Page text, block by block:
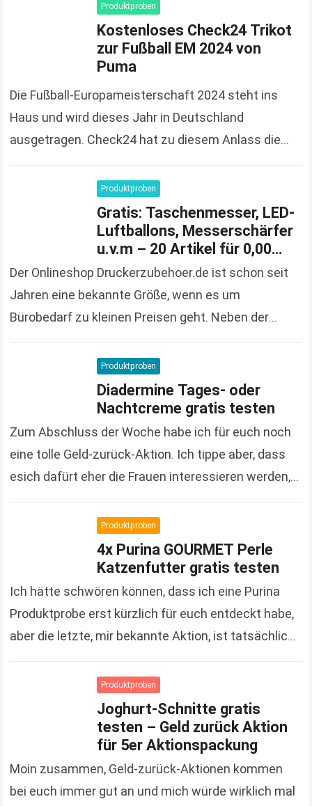
Produktproben
Kostenloses Check24 Trikot
zur Fußball EM 2024 von
Puma
Die Fußball-Europameisterschaft 2024 steht ins
Haus und wird dieses Jahr in Deutschland
ausgetragen. Check24 hat zu diesem Anlass die
solange der Vorrat reicht und 100%…
Produktproben
Gratis: Taschenmesser, LED-
Luftballons, Messerschärfer
u.v.m – 20 Artikel für 0,00
Euro bestellen
Der Onlineshop Druckerzubehoer.de ist schon seit
Jahren eine bekannte Größe, wenn es um
Bürobedarf zu kleinen Preisen geht. Neben der
Onlineshop auch immer wieder…
Produktproben
Diadermine Tages- oder
Nachtcreme gratis testen
Zum Abschluss der Woche habe ich für euch noch
eine tolle Geld-zurück-Aktion. Ich tippe aber, dass
esich dafürt eher die Frauen interessieren werden,
Produktproben
4x Purina GOURMET Perle
Katzenfutter gratis testen
Ich hätte schwören können, dass ich eine Purina
Produktprobe erst kürzlich für euch entdeckt habe,
aber die letzte, mir bekannte Aktion, ist tatsächlich
Produktproben
Joghurt-Schnitte gratis
testen – Geld zurück Aktion
für 5er Aktionspackung
Moin zusammen, Geld-zurück-Aktionen kommen
bei euch immer gut an und mich würde wirklich mal